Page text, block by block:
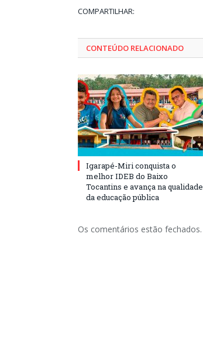
COMPARTILHAR:
CONTEÚDO RELACIONADO
Igarapé-Miri conquista o
melhor IDEB do Baixo
Tocantins e avança na qualidade
da educação pública
Os comentários estão fechados.